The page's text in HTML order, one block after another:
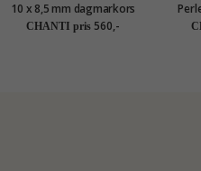
10 x 8,5 mm dagmarkors
perle armbånd i forgyldt
sølv - Amoré
CHANTI pris 560,-